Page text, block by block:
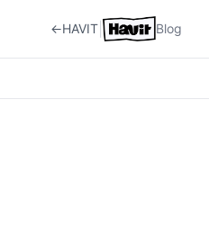
←HAVIT Blog